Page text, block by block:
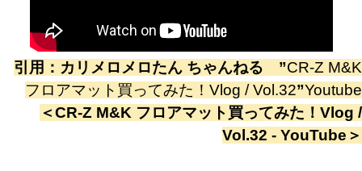
引用： カリメロメロたん ちゃんねる ”CR-Z M&K
フロアマット買ってみた！Vlog / Vol.32”Youtube
＜CR-Z M&K フロアマット買ってみた！Vlog /
Vol.32 - YouTube ＞